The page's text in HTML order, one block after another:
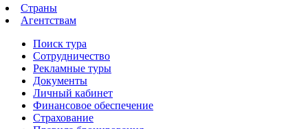
Страны
Агентствам
Поиск тура
Сотрудничество
Рекламные туры
Документы
Личный кабинет
Финансовое обеспечение
Страхование